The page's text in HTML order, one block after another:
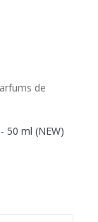
de
50 ml (NEW)